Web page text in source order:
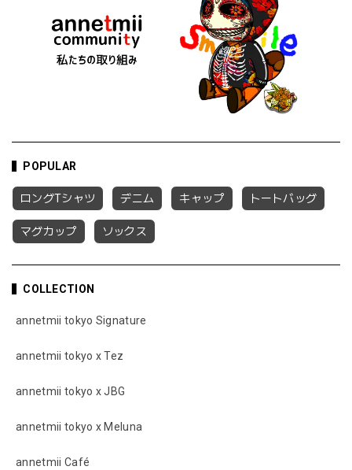
POPULAR
ロングTシャツ デニム キャップ トートバッグ
マグカップ ソックス
COLLECTION
annetmii tokyo Signature
annetmii tokyo x Tez
annetmii tokyo x JBG
annetmii tokyo x Meluna
annetmii Café